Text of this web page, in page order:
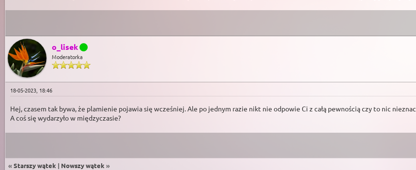
o_lisek
Moderatorka
18-05-2023, 18:46
Hej, czasem tak bywa, że plamienie pojawia się wcześniej. Ale po jednym razie nikt nie odpowie Ci z całą pewnością czy to nic
A coś się wydarzyło w międzyczasie?
« Starszy wątek | Nowszy wątek »